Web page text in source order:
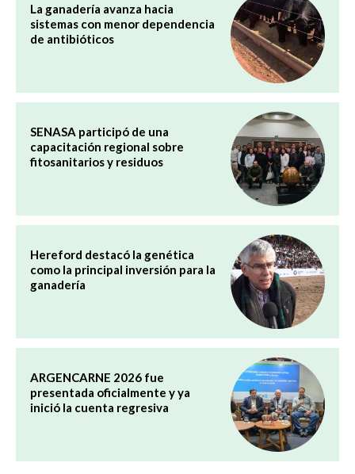
La ganadería avanza hacia
sistemas con menor dependencia
de antibióticos
SENASA participó de una
capacitación regional sobre
fitosanitarios y residuos
Hereford destacó la genética
como la principal inversión para la
ganadería
ARGENCARNE 2026 fue
presentada oficialmente y ya
inició la cuenta regresiva